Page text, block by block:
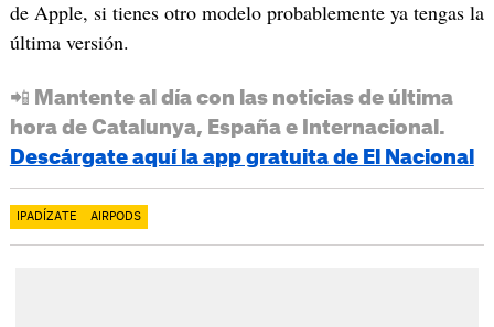
de Apple, si tienes otro modelo probablemente ya tengas la
última versión.
📲 Mantente al día con las noticias de última
hora de Catalunya, España e Internacional.
Descárgate aquí la app gratuita de El Nacional
IPADÍZATE AIRPODS